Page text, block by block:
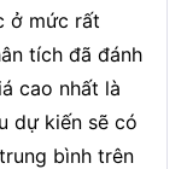
ở mức rất
tích đã đánh
cao nhất là
dự kiến sẽ có
bình trên